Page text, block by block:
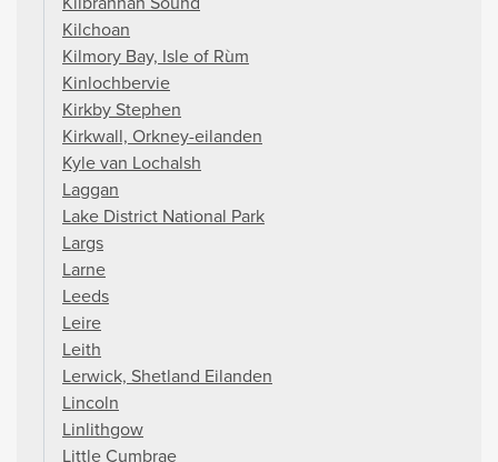
Kilchoan
Kilmory Bay, Isle of Rùm
Kinlochbervie
Kirkby Stephen
Kirkwall, Orkney-eilanden
Kyle van Lochalsh
Laggan
Lake District National Park
Largs
Larne
Leeds
Leire
Leith
Lerwick, Shetland Eilanden
Lincoln
Linlithgow
Little Cumbrae